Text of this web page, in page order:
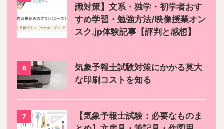
識対策】文系・独学・初学者おす
すめ学習・勉強方法/映像授業オン
スク.jp体験記事【評判と感想】
6
気象予報士試験対策にかかる莫大
な印刷コストを知る
7
【気象予報士試験：必要なものま